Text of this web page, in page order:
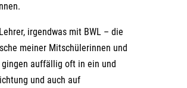
irgendwas mit BWL – die
meiner Mitschülerinnen und
auffällig oft in ein und
und auch auf